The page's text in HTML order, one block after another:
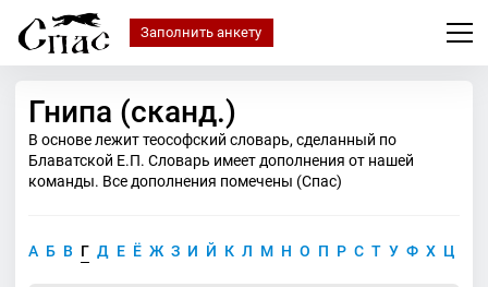
Заполнить анкету
Гнипа (сканд.)
В основе лежит теософский словарь, сделанный по
Блаватской Е.П. Словарь имеет дополнения от нашей
команды. Все дополнения помечены (Спас)
А Б В Г Д Е Ё Ж З И Й К Л М Н О П Р С Т У Ф Х Ц